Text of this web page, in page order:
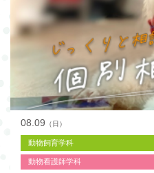
08.09 （日）
動物飼育学科
動物看護師学科